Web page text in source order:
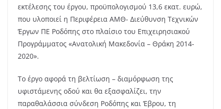
εκτέλεσης του έργου, προϋπολογισμού 13,6 εκατ. ευρώ,
που υλοποιεί η Περιφέρεια ΑΜΘ- Διεύθυνση Τεχνικών
Έργων ΠΕ Ροδόπης στο πλαίσιο του Επιχειρησιακού
Προγράμματος «Ανατολική Μακεδονία – Θράκη 2014-
2020».
Το έργο αφορά τη βελτίωση – διαμόρφωση της
υφιστάμενης οδού και θα εξασφαλίζει, την
παραθαλάσσια σύνδεση Ροδόπης και Έβρου, τη